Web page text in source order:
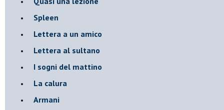
Spleen
Lettera a un amico
Lettera al sultano
I sogni del mattino
La calura
Armani